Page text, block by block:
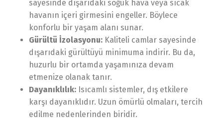
sayesinde dışarıdaki soğuk hava veya sıcak
havanın içeri girmesini engeller. Böylece
konforlu bir yaşam alanı sunar.
Gürültü İzolasyonu: Kaliteli camlar sayesinde
dışarıdaki gürültüyü minimuma indirir. Bu da,
huzurlu bir ortamda yaşamınıza devam
etmenize olanak tanır.
Dayanıklılık: Isıcamlı sistemler, dış etkilere
karşı dayanıklıdır. Uzun ömürlü olmaları, tercih
edilme nedenlerinden biridir.